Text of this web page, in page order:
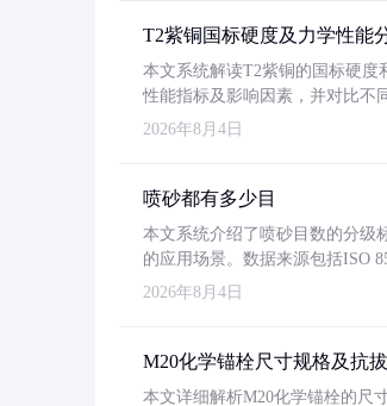
T2紫铜国标硬度及力学性能
本文系统解读T2紫铜的国标硬度
性能指标及影响因素，并对比不
2026年8月4日
喷砂都有多少目
本文系统介绍了喷砂目数的分级
的应用场景。数据来源包括ISO
2026年8月4日
M20化学锚栓尺寸规格及抗
本文详细解析M20化学锚栓的尺